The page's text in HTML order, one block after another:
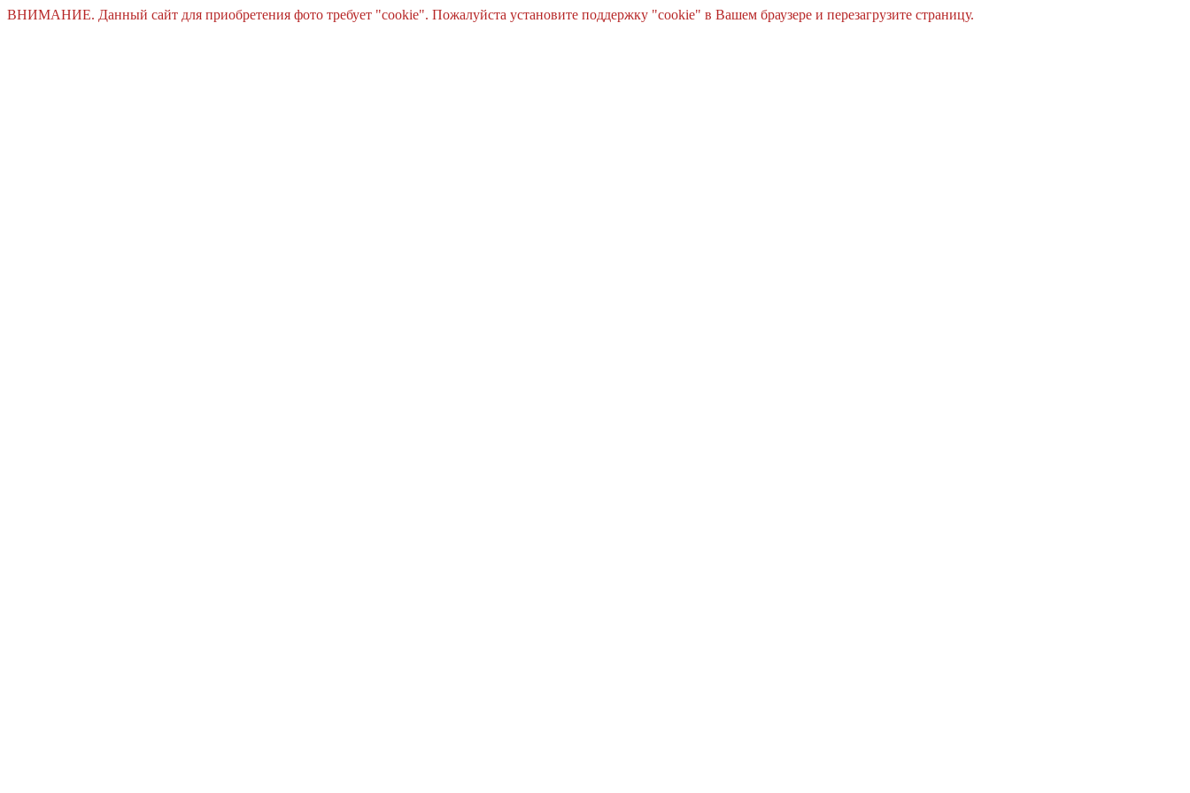
ВНИМАНИЕ. Данный сайт для приобретения фото требует "cookie". Пожалуйста установите поддержку "cookie" в Вашем браузере и перезагрузите страницу.